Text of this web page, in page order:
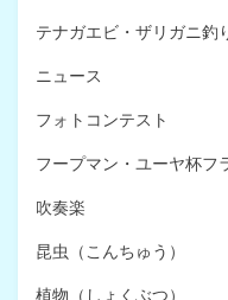
テナガエビ・ザリガニ釣
ニュース
フォトコンテスト
フープマン・ユーヤ杯フ
吹奏楽
昆虫（こんちゅう）
植物（しょくぶつ）